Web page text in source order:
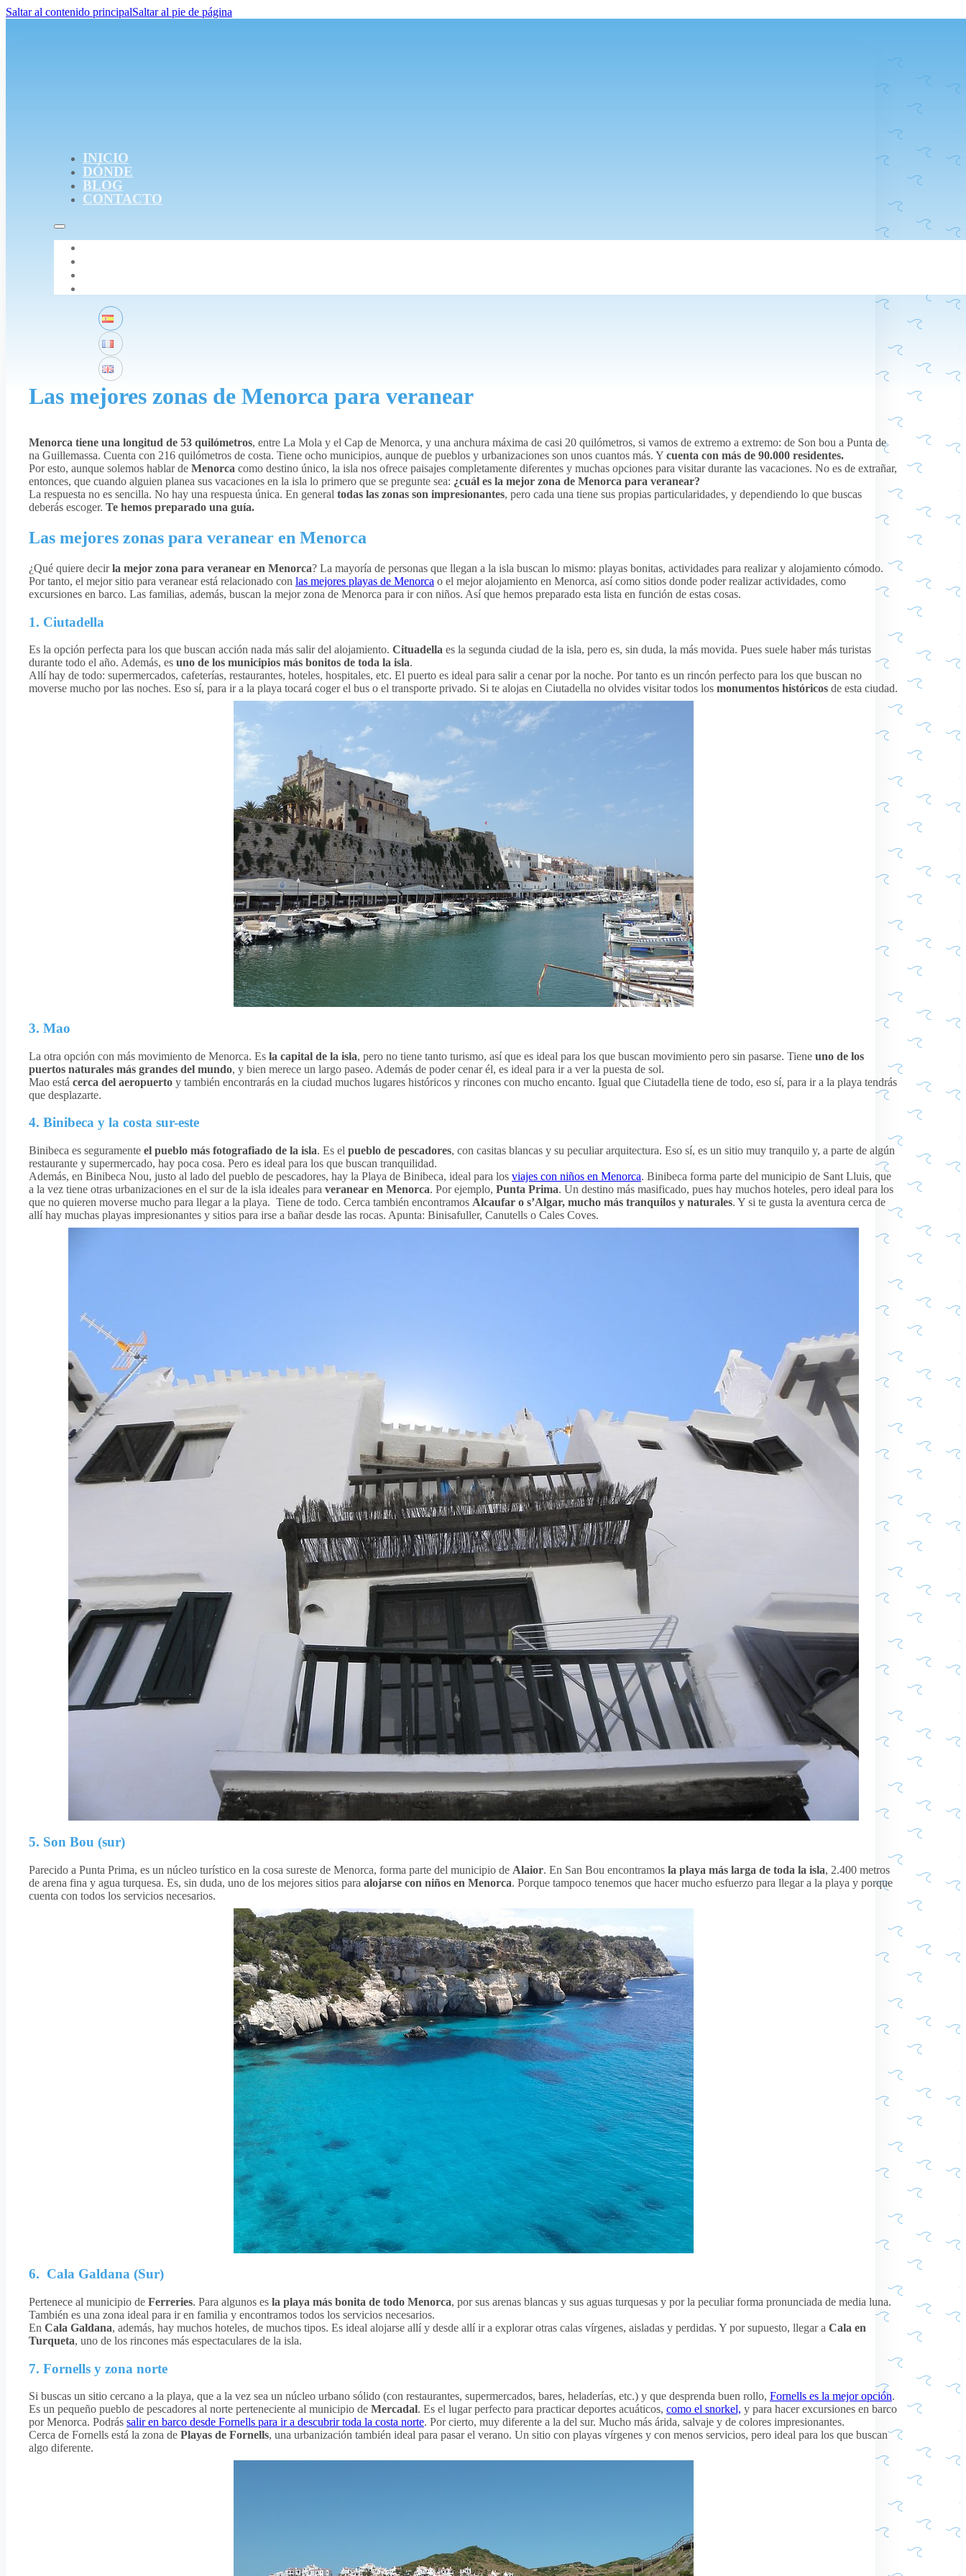
Saltar al contenido principalSaltar al pie de página
INICIO
DÓNDE
BLOG
CONTACTO
Las mejores zonas de Menorca para veranear
Menorca tiene una longitud de 53 quilómetros, entre La Mola y el Cap de Menorca, y una anchura máxima de casi 20 quilómetros, si vamos de extremo a extremo: de Son bou a Punta de
na Guillemassa. Cuenta con 216 quilómetros de costa. Tiene ocho municipios, aunque de pueblos y urbanizaciones son unos cuantos más. Y cuenta con más de 90.000 residentes.
Por esto, aunque solemos hablar de Menorca como destino único, la isla nos ofrece paisajes completamente diferentes y muchas opciones para visitar durante las vacaciones. No es de extrañar,
entonces, que cuando alguien planea sus vacaciones en la isla lo primero que se pregunte sea: ¿cuál es la mejor zona de Menorca para veranear?
La respuesta no es sencilla. No hay una respuesta única. En general todas las zonas son impresionantes, pero cada una tiene sus propias particularidades, y dependiendo lo que buscas
deberás escoger. Te hemos preparado una guía.
Las mejores zonas para veranear en Menorca
¿Qué quiere decirla mejor zona para veranear en Menorca? La mayoría de personas que llegan a la isla buscan lo mismo: playas bonitas, actividades para realizar y alojamiento cómodo.
Por tanto, el mejor sitio para veranear está relacionado con las mejores playas de Menorca o el mejor alojamiento en Menorca, así como sitios donde poder realizar actividades, como
excursiones en barco. Las familias, además, buscan la mejor zona de Menorca para ir con niños. Así que hemos preparado esta lista en función de estas cosas.
1. Ciutadella
Es la opción perfecta para los que buscan acción nada más salir del alojamiento. Cituadella es la segunda ciudad de la isla, pero es, sin duda, la más movida. Pues suele haber más turistas
durante todo el año. Además, es uno de los municipios más bonitos de toda la isla.
Allí hay de todo: supermercados, cafeterías, restaurantes, hoteles, hospitales, etc. El puerto es ideal para salir a cenar por la noche. Por tanto es un rincón perfecto para los que buscan no
moverse mucho por las noches. Eso sí, para ir a la playa tocará coger el bus o el transporte privado. Si te alojas en Ciutadella no olvides visitar todos los monumentos históricos de esta ciudad.
3. Mao
La otra opción con más movimiento de Menorca. Es la capital de la isla, pero no tiene tanto turismo, así que es ideal para los que buscan movimiento pero sin pasarse. Tiene uno de los
puertos naturales más grandes del mundo, y bien merece un largo paseo. Además de poder cenar él, es ideal para ir a ver la puesta de sol.
Mao está cerca del aeropuerto y también encontrarás en la ciudad muchos lugares históricos y rincones con mucho encanto. Igual que Ciutadella tiene de todo, eso sí, para ir a la playa tendrás
que desplazarte.
4. Binibeca y la costa sur-este
Binibeca es seguramente el pueblo más fotografiado de la isla. Es el pueblo de pescadores, con casitas blancas y su peculiar arquitectura. Eso sí, es un sitio muy tranquilo y, a parte de algún
restaurante y supermercado, hay poca cosa. Pero es ideal para los que buscan tranquilidad.
Además, en Binibeca Nou, justo al lado del pueblo de pescadores, hay la Playa de Binibeca, ideal para los viajes con niños en Menorca. Binibeca forma parte del municipio de Sant Lluis, que
a la vez tiene otras urbanizaciones en el sur de la isla ideales para veranear en Menorca. Por ejemplo, Punta Prima. Un destino más masificado, pues hay muchos hoteles, pero ideal para los
que no quieren moverse mucho para llegar a la playa. Tiene de todo. Cerca también encontramos Alcaufar o s’Algar, mucho más tranquilos y naturales. Y si te gusta la aventura cerca de
allí hay muchas playas impresionantes y sitios para irse a bañar desde las rocas. Apunta: Binisafuller, Canutells o Cales Coves.
5. Son Bou (sur)
Parecido a Punta Prima, es un núcleo turístico en la cosa sureste de Menorca, forma parte del municipio de Alaior. En San Bou encontramos la playa más larga de toda la isla, 2.400 metros
de arena fina y agua turquesa. Es, sin duda, uno de los mejores sitios para alojarse con niños en Menorca. Porque tampoco tenemos que hacer mucho esfuerzo para llegar a la playa y porque
cuenta con todos los servicios necesarios.
6. Cala Galdana (Sur)
Pertenece al municipio de Ferreries. Para algunos es la playa más bonita de todo Menorca, por sus arenas blancas y sus aguas turquesas y por la peculiar forma pronunciada de media luna.
También es una zona ideal para ir en familia y encontramos todos los servicios necesarios.
En Cala Galdana, además, hay muchos hoteles, de muchos tipos. Es ideal alojarse allí y desde allí ir a explorar otras calas vírgenes, aisladas y perdidas. Y por supuesto, llegar a Cala en
Turqueta, uno de los rincones más espectaculares de la isla.
7. Fornells y zona norte
Si buscas un sitio cercano a la playa, que a la vez sea un núcleo urbano sólido (con restaurantes, supermercados, bares, heladerías, etc.) y que desprenda buen rollo, Fornells es la mejor opción.
Es un pequeño pueblo de pescadores al norte perteneciente al municipio de Mercadal. Es el lugar perfecto para practicar deportes acuáticos, como el snorkel, y para hacer excursiones en barco
por Menorca. Podrás salir en barco desde Fornells para ir a descubrir toda la costa norte. Por cierto, muy diferente a la del sur. Mucho más árida, salvaje y de colores impresionantes.
Cerca de Fornells está la zona de Playas de Fornells, una urbanización también ideal para pasar el verano. Un sitio con playas vírgenes y con menos servicios, pero ideal para los que buscan
algo diferente.